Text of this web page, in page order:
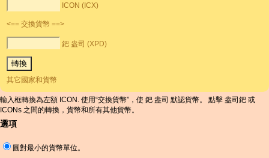
ICON (ICX)
<== 交換貨幣 ==>
鈀 盎司 (XPD)
其它國家和貨幣
輸入框轉換為左額 ICON. 使用“交換貨幣”，使 鈀 盎司 默認貨幣。 點擊 盎司鈀 或
ICONs 之間的轉換，貨幣和所有其他貨幣。
選項
圓對最小的貨幣單位。